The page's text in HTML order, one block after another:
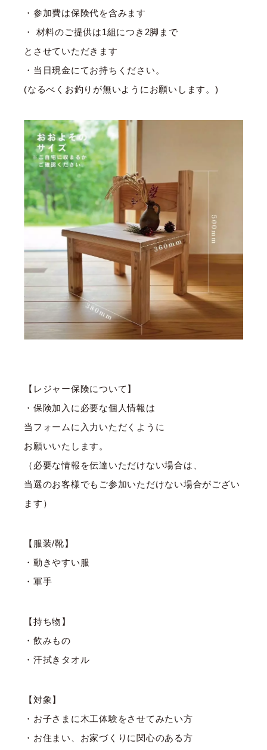
・参加費は保険代を含みます
・ 材料のご提供は1組につき2脚まで
とさせていただきます
・当日現金にてお持ちください。
(なるべくお釣りが無いようにお願いします。)
【レジャー保険について】
・保険加入に必要な個人情報は
当フォームに入力いただくように
お願いいたします。
（必要な情報を伝達いただけない場合は、
当選のお客様でもご参加いただけない場合がござい
ます）
【服装/靴】
・動きやすい服
・軍手
【持ち物】
・飲みもの
・汗拭きタオル
【対象】
・お子さまに木工体験をさせてみたい方
・お住まい、お家づくりに関心のある方